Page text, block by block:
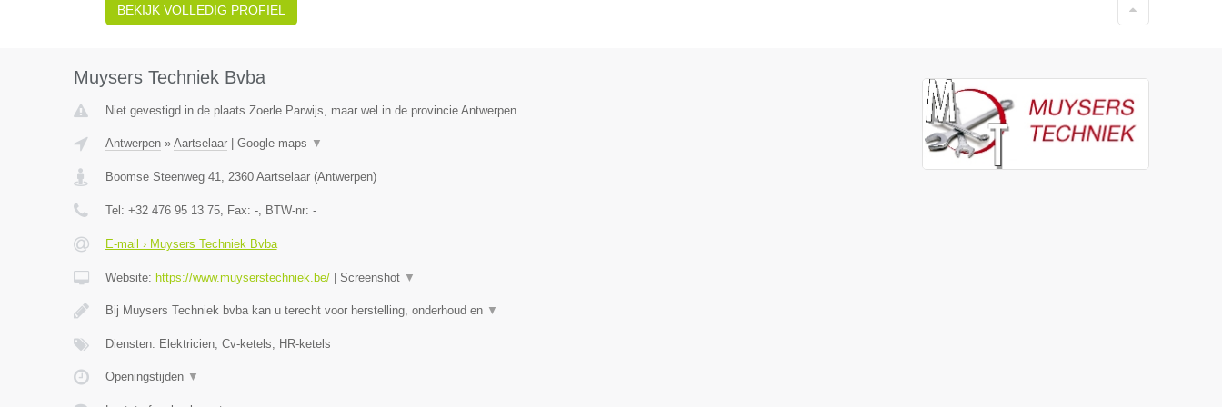
BEKIJK VOLLEDIG PROFIEL
Muysers Techniek Bvba
Niet gevestigd in de plaats Zoerle Parwijs, maar wel in de provincie Antwerpen.
Antwerpen» Aartselaar| Google maps ▼
Boomse Steenweg 41, 2360 Aartselaar(Antwerpen)
Tel: +32 476 95 13 75, Fax: -, BTW-nr: -
E-mail › Muysers Techniek Bvba
Website: https://www.muyserstechniek.be/| Screenshot ▼
Bij Muysers Techniek bvba kan u terecht voor herstelling, onderhoud en ▼
Diensten: Elektricien, Cv-ketels, HR-ketels
Openingstijden ▼